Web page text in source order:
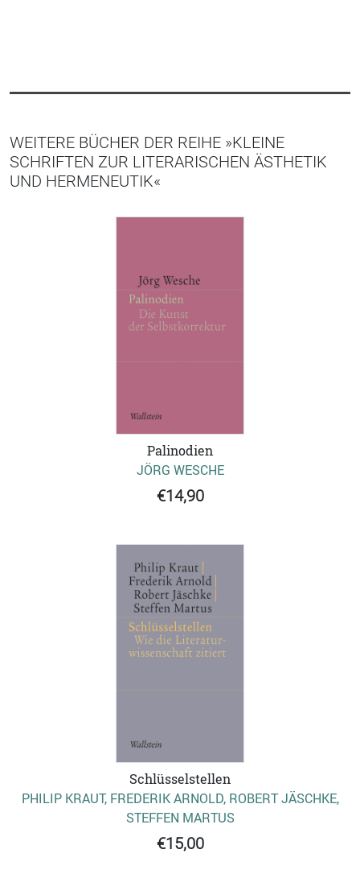
WEITERE BÜCHER DER REIHE »KLEINE
SCHRIFTEN ZUR LITERARISCHEN ÄSTHETIK
UND HERMENEUTIK«
Palinodien
JÖRG WESCHE
€14,90
Schlüsselstellen
PHILIP KRAUT, FREDERIK ARNOLD, ROBERT JÄSCHKE,
STEFFEN MARTUS
€15,00